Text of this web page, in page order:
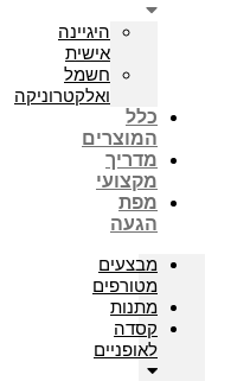
היגיינה
אישית
חשמל
ואלקטרוניקה
כלל
המוצרים
מדריך
מקצועי
מפת
הגעה
מבצעים
מטורפים
מתנות
קסדה
לאופניים